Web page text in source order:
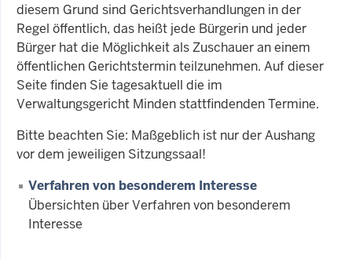
diesem Grund sind Gerichtsverhandlungen in der
Regel öffentlich, das heißt jede Bürgerin und jeder
Bürger hat die Möglichkeit als Zuschauer an einem
öffentlichen Gerichtstermin teilzunehmen. Auf dieser
Seite finden Sie tagesaktuell die im
Verwaltungsgericht Minden stattfindenden Termine.
Bitte beachten Sie: Maßgeblich ist nur der Aushang
vor dem jeweiligen Sitzungssaal!
Verfahren von besonderem Interesse
Übersichten über Verfahren von besonderem
Interesse